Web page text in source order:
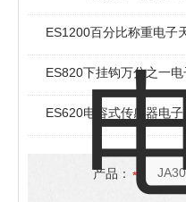
ES1200百分比称重电子
ES820下挂钩万分之一
ES620电容式传感器电
产品：